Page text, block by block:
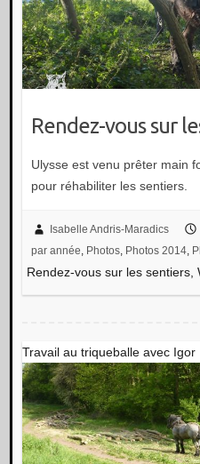
Rendez-vous sur
Ulysse est venu prêter main
pour réhabiliter les sentiers.
Isabelle Andris-Maradics
par année, Photos, Photos 2014,
Rendez-vous sur les sentiers,
Travail au triqueballe avec Igor